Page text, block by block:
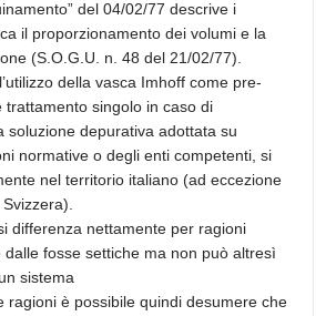
del 04/02/77 descrive i
il proporzionamento dei volumi e la
(S.O.G.U. n. 48 del 21/02/77).
della vasca Imhoff come pre-
singolo in caso di
soluzione depurativa adottata su
normative o degli enti competenti, si
nel territorio italiano (ad eccezione
differenza nettamente per ragioni
fosse settiche ma non può altresì
sistema
ragioni è possibile quindi desumere che